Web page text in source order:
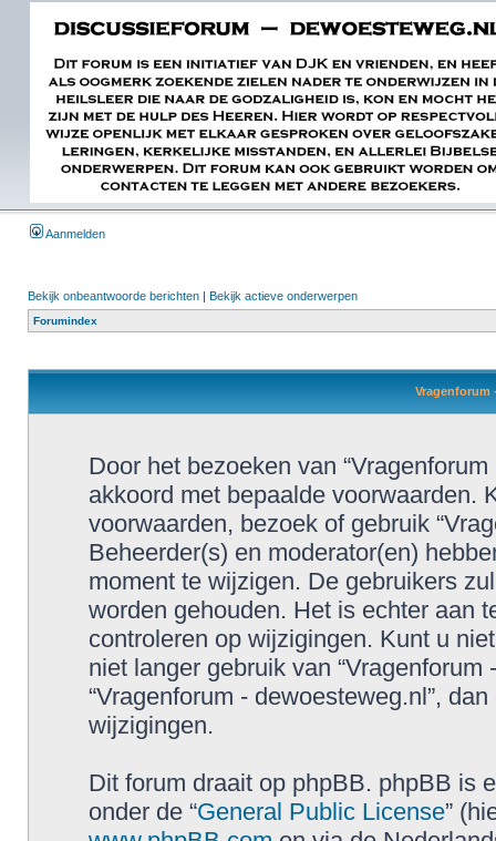
Aanmelden
Bekijk onbeantwoorde berichten | Bekijk actieve onderwerpen
Forumindex
Vragenforum
Door het bezoeken van
akkoord met bepaalde voorwaarden.
voorwaarden, bezoek of gebruik
Beheerder(s) en moderator(en)
moment te wijzigen. De gebruikers
worden gehouden. Het is echter aan
controleren op wijzigingen. Kunt u
niet langer gebruik van
“Vragenforum - dewoesteweg.nl”,
wijzigingen.
Dit forum draait op phpBB. phpBB is
onder de “General Public License”